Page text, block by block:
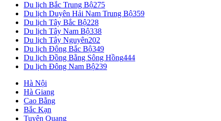
Du lịch Bắc Trung Bộ275
Du lịch Duyên Hải Nam Trung Bộ359
Du lịch Tây Bắc Bộ228
Du lịch Tây Nam Bộ338
Du lịch Tây Nguyên202
Du lịch Đông Bắc Bộ349
Du lịch Đồng Bằng Sông Hồng444
Du lịch Đông Nam Bộ239
Hà Nội
Hà Giang
Cao Bằng
Bắc Kạn
Tuyên Quang